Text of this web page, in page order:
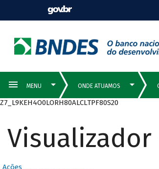
Z7_L9KEH4O0LORH80ALCLTPF80S20
Visualizador